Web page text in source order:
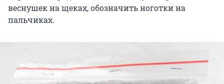
веснушек на щеках, обозначить ноготки на
пальчиках.